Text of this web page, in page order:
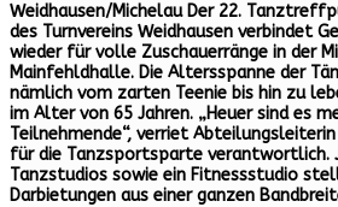
Weidhausen/Michelau Der 22.
des Turnvereins Weidhausen verbindet
wieder für volle Zuschauerränge in der
Mainfehldhalle. Die Altersspanne der
nämlich vom zarten Teenie bis hin zu
im Alter von 65 Jahren. „Heuer sind es
Teilnehmende“, verriet
für die Tanzsportsparte verantwortlich.
Tanzstudios sowie ein Fitnessstudio
Darbietungen aus einer ganzen